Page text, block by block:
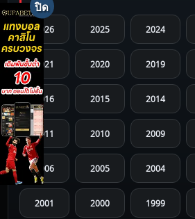
2026 2025 2024
2021 2020 2019
2016 2015 2014
2011 2010 2009
2006 2005 2004
2001 2000 1999